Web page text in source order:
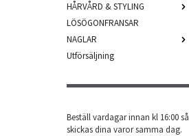
HÅRVÅRD & STYLING
LÖSÖGONFRANSAR
NAGLAR
Utförsäljning
Beställ vardagar innan kl 16:00 så
skickas dina varor samma dag.